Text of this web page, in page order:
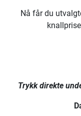
Nå får du
Trykk direkte